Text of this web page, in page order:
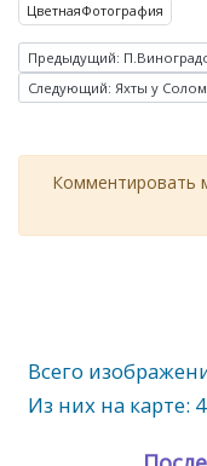
ЦветнаяФотография
Предыдущий:
Следующий: Яхты у
Комментировать
Всего
Из них на карте: